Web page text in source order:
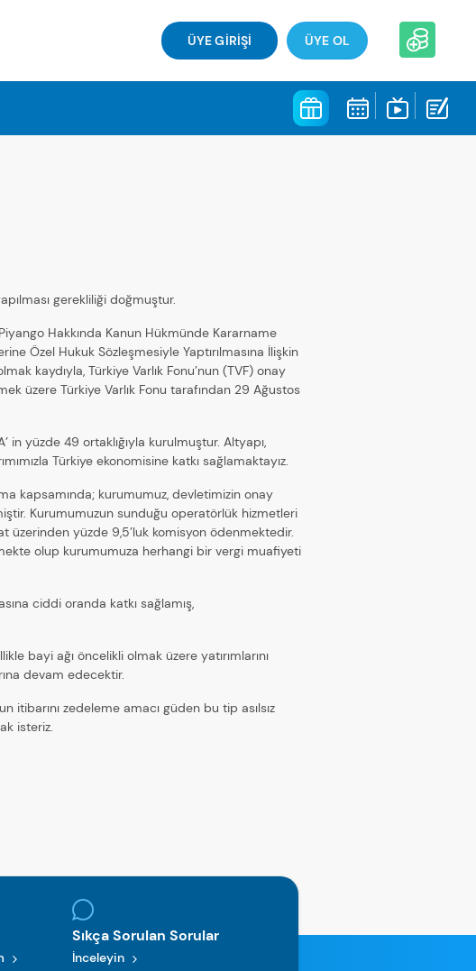
ÜYE GİRİŞİ ÜYE OL
gerekliliği doğmuştur.
Hakkında Kanun Hükmünde Kararname
Özel Hukuk Sözleşmesiyle Yaptırılmasına İlişkin
kaydıyla, Türkiye Varlık Fonu’nun (TVF) onay
üzere Türkiye Varlık Fonu tarafından 29 Ağustos
in yüzde 49 ortaklığıyla kurulmuştur. Altyapı,
Türkiye ekonomisine katkı sağlamaktayız.
kapsamında; kurumumuz, devletimizin onay
Kurumumuzun sunduğu operatörlük hizmetleri
üzerinden yüzde 9,5’luk komisyon ödenmektedir.
olup kurumumuza herhangi bir vergi muafiyeti
ciddi oranda katkı sağlamış,
bayi ağı öncelikli olmak üzere yatırımlarını
devam edecektir.
zedeleme amacı güden bu tip asılsız
isteriz.
Sıkça Sorulan Sorular
İnceleyin